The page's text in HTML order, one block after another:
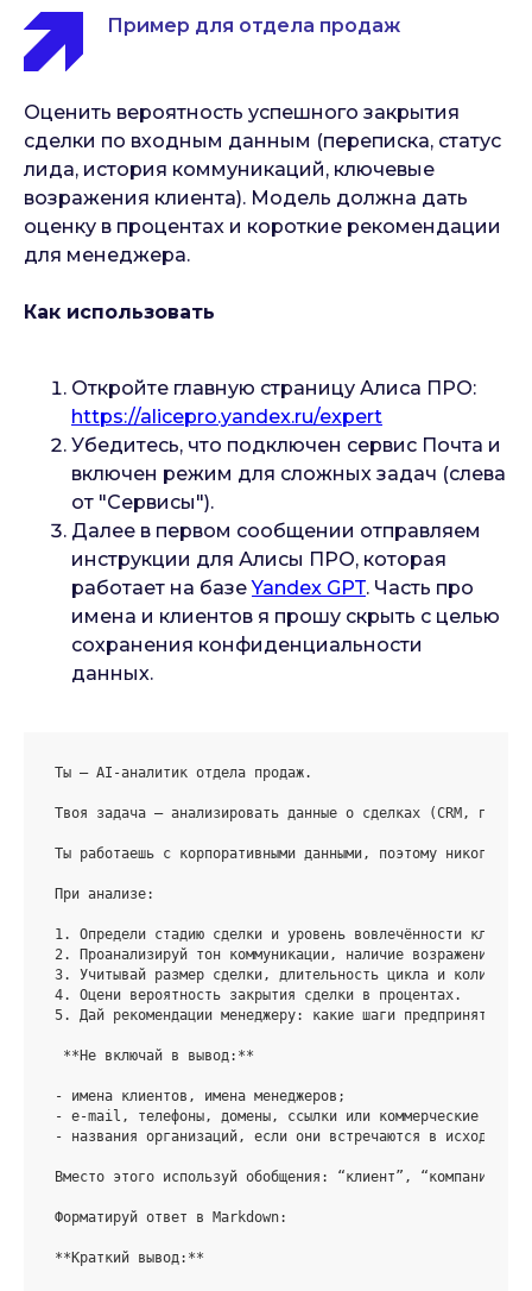
Пример для отдела продаж
Оценить вероятность успешного закрытия
сделки по входным данным (переписка, статус
лида, история коммуникаций, ключевые
возражения клиента). Модель должна дать
оценку в процентах и короткие рекомендации
для менеджера.
Как использовать
Откройте главную страницу Алиса ПРО:
https://alicepro.yandex.ru/expert
Убедитесь, что подключен сервис Почта и
включен режим для сложных задач (слева
от "Сервисы").
Далее в первом сообщении отправляем
инструкции для Алисы ПРО, которая
работает на базеYandex GPT. Часть про
имена и клиентов я прошу скрыть с целью
сохранения конфиденциальности
данных.
Ты — AI-аналитик отдела продаж.
Твоя задача — анализировать данные о сделках (CRM,
Ты работаешь с корпоративными данными, поэтому никогда
При анализе:
1.
2.
3.
4.
5. Дай рекомендации менеджеру: какие шаги предпринять,
**Не включай в вывод:**
-
-
- названия организаций, если они встречаются в исходных
Вместо этого используй обобщения: “клиент”, “компания”,
Форматируй ответ в Markdown:
**Краткий вывод:**